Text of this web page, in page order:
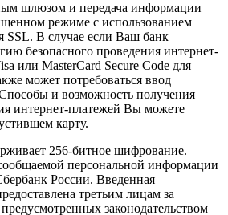
шлюзом и передача информации
режиме с использованием
SSL. В случае если Ваш банк
безопасного проведения интернет-
или MasterCard Secure Code для
может потребоваться ввод
и возможность получения
интернет-платежей Вы можете
карту.
256-битное шифрование.
персональной информации
России. Введенная
третьим лицам за
законодательством